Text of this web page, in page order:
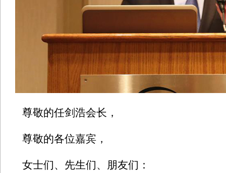
尊敬的任剑浩会长，
尊敬的各位嘉宾，
女士们、先生们、朋友们：